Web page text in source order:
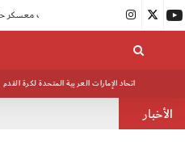
اتحاد الإمارات العربية المتحدة لكرة القدم
الأخبار